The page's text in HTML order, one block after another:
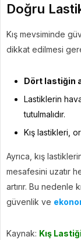
Doğru
Kış mevsiminde
dikkat edilmesi
Dört lastiğin
Lastiklerin
tutulmalıdır.
Kış lastikleri,
Ayrıca, kış
mesafesini uzatır
artırır. Bu nedenle
güvenlik ve
Kaynak: Kış